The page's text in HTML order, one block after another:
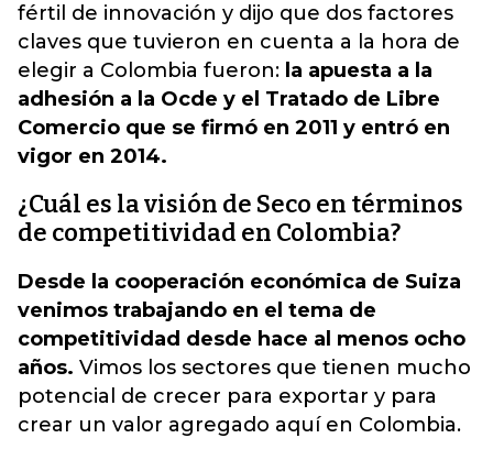
fértil de innovación y dijo que dos factores
claves que tuvieron en cuenta a la hora de
elegir a Colombia fueron: la apuesta a la
adhesión a la Ocde y el Tratado de Libre
Comercio que se firmó en 2011 y entró en
vigor en 2014.
¿Cuál es la visión de Seco en términos
de competitividad en Colombia?
Desde la cooperación económica de Suiza
venimos trabajando en el tema de
competitividad desde hace al menos ocho
años. Vimos los sectores que tienen mucho
potencial de crecer para exportar y para
crear un valor agregado aquí en Colombia.